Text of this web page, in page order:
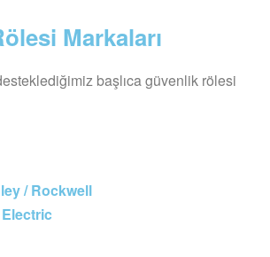
Markaları
başlıca güvenlik rölesi
/ Rockwell